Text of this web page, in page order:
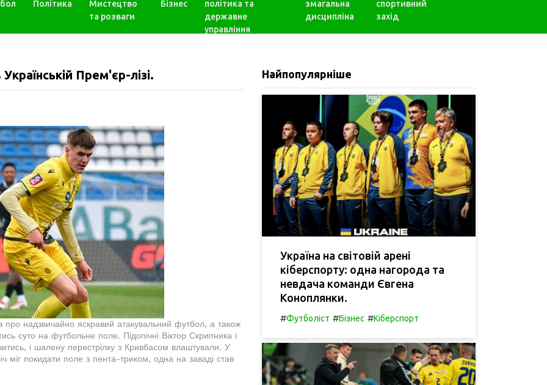
Політика
Мистецтво
та розваги
Бізнес
політика та
державне
управління
змагальна
дисципліна
спортивний
захід
Прем'єр-лізі.
про надзвичайно яскравий атакувальний футбол, а також
суто на футбольне поле. Підопічні Віктор Скрипника і
і шалену перестрілку з Кривбасом влаштували. У
покидати поле з пента-триком, одна на заваді став
Найпопулярніше
Україна на світовій арені
кіберспорту: одна нагорода та
невдача команди Євгена
Коноплянки.
#Футболіст #Бізнес #Кіберспорт